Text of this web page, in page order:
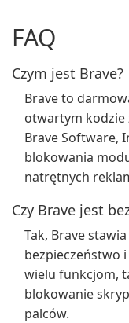
FAQ
Czym jest Brave?
Brave to
otwartym kodzie
Brave Software,
blokowania
natrętnych
Czy Brave jest
Tak, Brave
bezpieczeństwo
wielu funkcjom,
blokowanie
palców.